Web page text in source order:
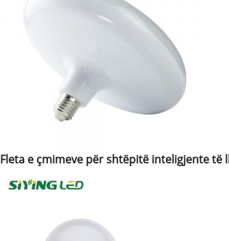
Fleta e çmimeve për shtëpitë inteligjente të